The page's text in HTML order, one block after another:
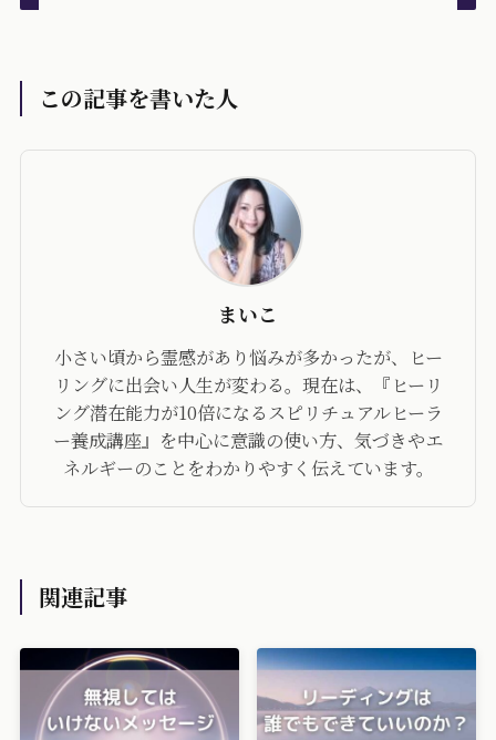
この記事を書いた人
まいこ
小さい頃から霊感があり悩みが多かったが、ヒー
リングに出会い人生が変わる。現在は、『ヒーリ
ング潜在能力が10倍になるスピリチュアルヒーラ
ー養成講座』を中心に意識の使い方、気づきやエ
ネルギーのことをわかりやすく伝えています。
関連記事